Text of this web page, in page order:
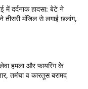
दर्दनाक हादसा: बेटे ने
तीसरी मंजिल से लगाई छलांग,
हमला और फायरिंग के
तमंचा व कारतूस बरामद